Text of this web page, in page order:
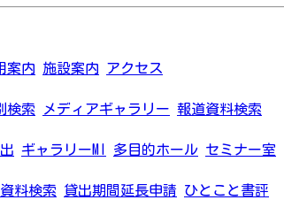
案内 施設案内 アクセス
検索 メディアギャラリー 報道資料検索
ギャラリーMI 多目的ホール セミナー室
料検索 貸出期間延長申請 ひとこと書評